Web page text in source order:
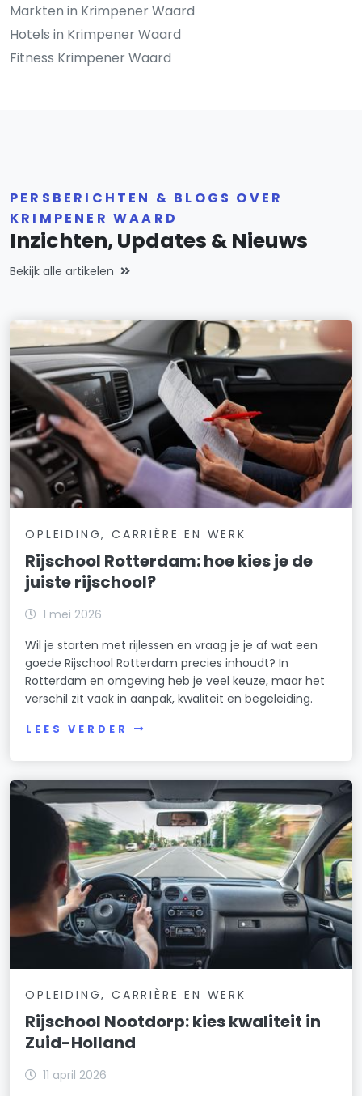
Markten in Krimpener Waard
Hotels in Krimpener Waard
Fitness Krimpener Waard
PERSBERICHTEN & BLOGS OVER
KRIMPENER WAARD
Inzichten, Updates & Nieuws
Bekijk alle artikelen
OPLEIDING, CARRIÈRE EN WERK
Rijschool Rotterdam: hoe kies je de
juiste rijschool?
1 mei 2026
Wil je starten met rijlessen en vraag je je af wat een
goede Rijschool Rotterdam precies inhoudt? In
Rotterdam en omgeving heb je veel keuze, maar het
verschil zit vaak in aanpak, kwaliteit en begeleiding.
LEES VERDER
OPLEIDING, CARRIÈRE EN WERK
Rijschool Nootdorp: kies kwaliteit in
Zuid-Holland
11 april 2026